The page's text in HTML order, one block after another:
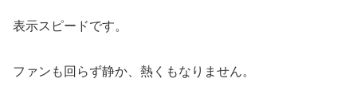
表示スピードです。
ファンも回らず静か、熱くもなりません。